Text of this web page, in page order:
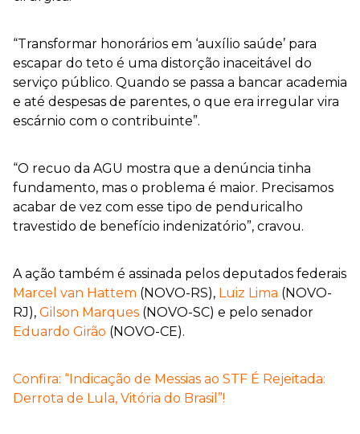
“Transformar honorários em ‘auxílio saúde’ para
escapar do teto é uma distorção inaceitável do
serviço público. Quando se passa a bancar academia
e até despesas de parentes, o que era irregular vira
escárnio com o contribuinte”.
“O recuo da AGU mostra que a denúncia tinha
fundamento, mas o problema é maior. Precisamos
acabar de vez com esse tipo de penduricalho
travestido de benefício indenizatório”, cravou.
A ação também é assinada pelos deputados federais
Marcel van Hattem (NOVO-RS), Luiz Lima (NOVO-
RJ), Gilson Marques (NOVO-SC) e pelo senador
Eduardo Girão (NOVO-CE).
Confira: “Indicação de Messias ao STF É Rejeitada:
Derrota de Lula, Vitória do Brasil”!